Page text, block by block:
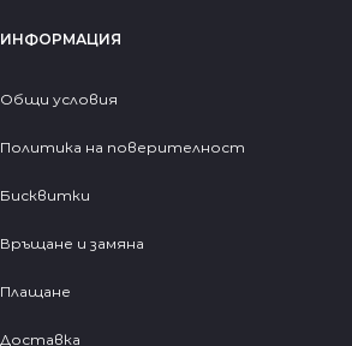
ИНФОРМАЦИЯ
Общи условия
Политика на поверителност
Бисквитки
Връщане и замяна
Плащане
Доставка